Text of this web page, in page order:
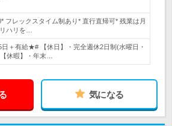
フレックスタイム制あり* 直行直帰可* 残業は月
ハリを…
＋有給★# 【休日】・完全週休2日制(水曜日・
休暇】・年末…
気になる